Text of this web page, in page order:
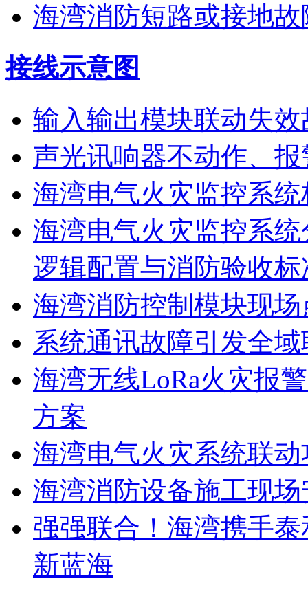
海湾消防短路或接地
接线示意图
输入输出模块联动失效
声光讯响器不动作、
海湾电气火灾监控系
海湾电气火灾监控系
逻辑配置与消防验收标
海湾消防控制模块现
系统通讯故障引发全
海湾无线LoRa火灾报
方案
海湾电气火灾系统联
海湾消防设备施工现
强强联合！海湾携手
新蓝海